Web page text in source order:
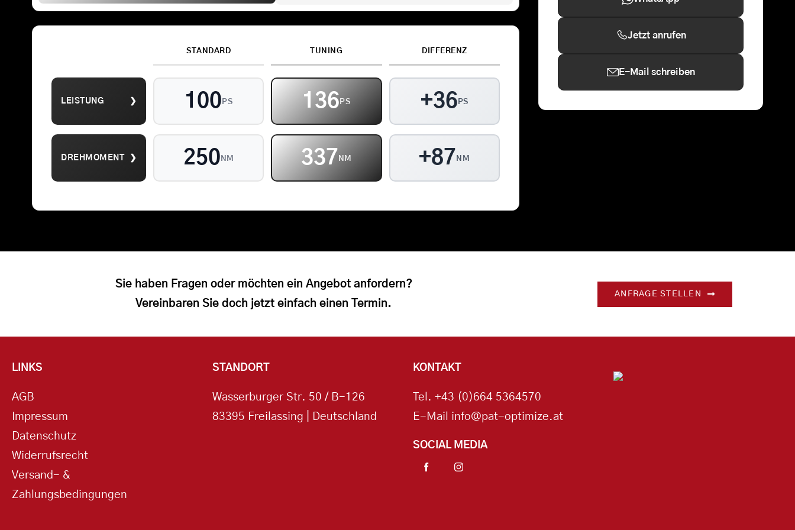
Kontakt
STANDARD TUNING DIFFERENZ
LEISTUNG ❯ 100 PS 136 PS +36 PS
DREHMOMENT ❯ 250 NM 337 NM +87 NM
Jetzt anrufen
E-Mail schreiben
Sie haben Fragen oder möchten ein Angebot anfordern?
Vereinbaren Sie doch jetzt einfach einen Termin.
ANFRAGE STELLEN
LINKS
AGB
Impressum
Datenschutz
Widerrufsrecht
Versand- &
Zahlungsbedingungen
STANDORT
Wasserburger Str. 50 / B-126
83395 Freilassing | Deutschland
KONTAKT
Tel.+43 (0)664 5364570
E-Mail info@pat-optimize.at
SOCIAL MEDIA